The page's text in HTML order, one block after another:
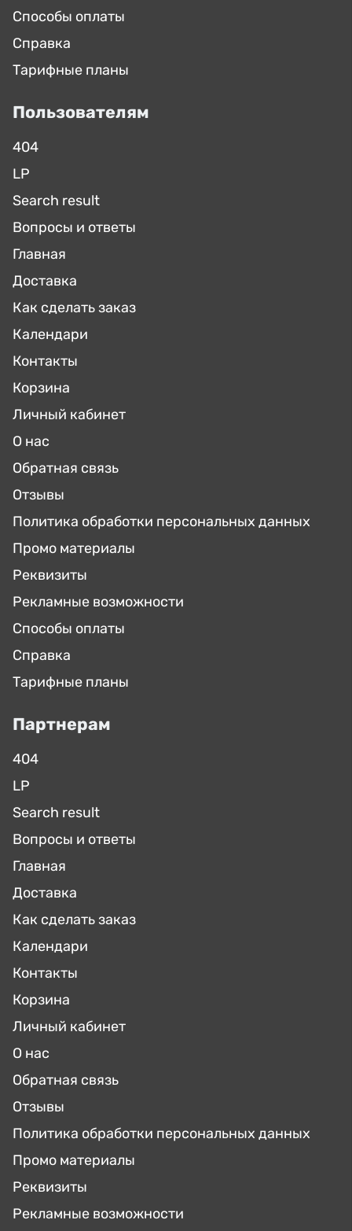
Способы оплаты
Справка
Тарифные планы
Пользователям
404
LP
Search result
Вопросы и ответы
Главная
Доставка
Как сделать заказ
Календари
Контакты
Корзина
Личный кабинет
О нас
Обратная связь
Отзывы
Политика обработки персональных данных
Промо материалы
Реквизиты
Рекламные возможности
Способы оплаты
Справка
Тарифные планы
Партнерам
404
LP
Search result
Вопросы и ответы
Главная
Доставка
Как сделать заказ
Календари
Контакты
Корзина
Личный кабинет
О нас
Обратная связь
Отзывы
Политика обработки персональных данных
Промо материалы
Реквизиты
Рекламные возможности